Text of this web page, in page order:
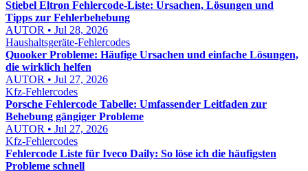
Stiebel Eltron Fehlercode-Liste: Ursachen, Lösungen und
Tipps zur Fehlerbehebung
AUTOR • Jul 28, 2026
Haushaltsgeräte-Fehlercodes
Quooker Probleme: Häufige Ursachen und einfache Lösungen,
die wirklich helfen
AUTOR • Jul 27, 2026
Kfz-Fehlercodes
Porsche Fehlercode Tabelle: Umfassender Leitfaden zur
Behebung gängiger Probleme
AUTOR • Jul 27, 2026
Kfz-Fehlercodes
Fehlercode Liste für Iveco Daily: So löse ich die häufigsten
Probleme schnell